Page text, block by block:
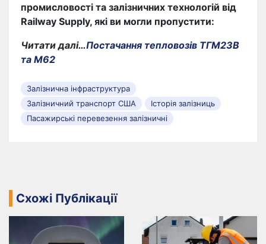
промисловості та залізничних технологій від
Railway Supply, які ви могли пропустити:
Читати далі…Постачання тепловозів ТГМ23В
та М62
Залізнична інфраструктура
Залізничний транспорт США
Історія залізниць
Пасажирські перевезення залізничні
Схожі Публікації